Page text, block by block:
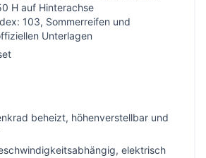
H auf Hinterachse
103, Sommerreifen und
Unterlagen
beheizt, höhenverstellbar und
elektrisch